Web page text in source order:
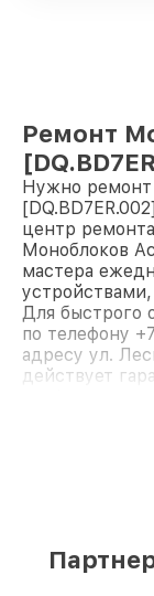
Ремонт
Нужно
центр
Моноблоков
мастера
Для быстрого
по телефону
адресу ул.
действует